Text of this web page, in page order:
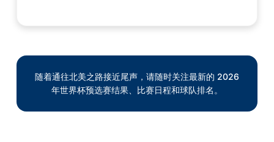
随着通往北美之路接近尾声，请随时关注最新的 2026
年世界杯预选赛结果、比赛日程和球队排名。